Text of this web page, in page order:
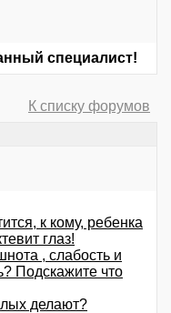
специалист!
К списку форумов
к кому, ребенка
глаз!
, слабость и
Подскажите что
делают?